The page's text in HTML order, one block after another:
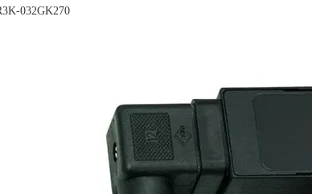
032GK270